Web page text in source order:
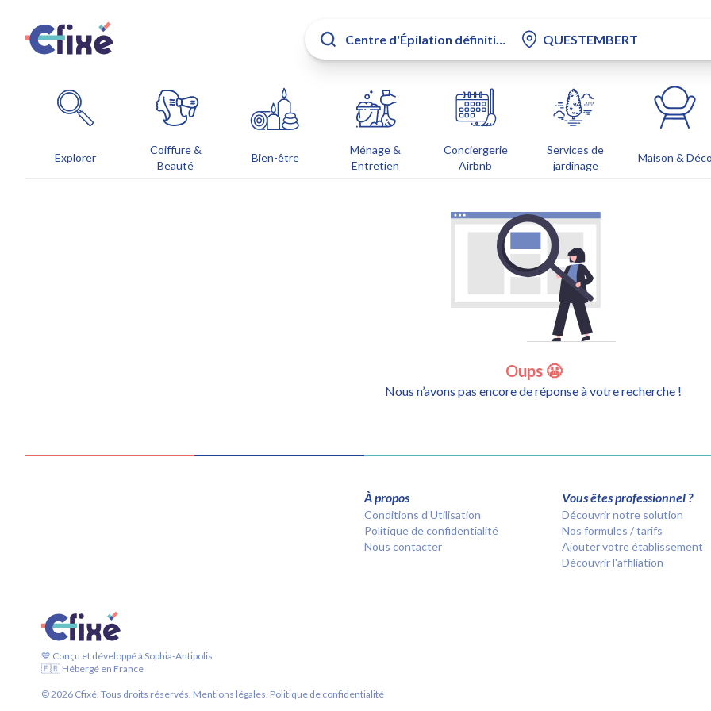
Explorer
Coiffure &
Beauté
Bien-être
Ménage &
Entretien
Conciergerie
Airbnb
Services de
jardinage
Maison & Déco
Oups 😬
Nous n’avons pas encore de réponse à votre recherche !
À propos
Conditions d’Utilisation
Politique de confidentialité
Nous contacter
Vous êtes professionnel ?
Découvrir notre solution
Nos formules / tarifs
Ajouter votre établissement
Découvrir l'affiliation
💙 Conçu et développé à Sophia-Antipolis
🇫🇷 Hébergé en France
©2026 Cfixé. Tous droits réservés. Mentions légales. Politique de confidentialité